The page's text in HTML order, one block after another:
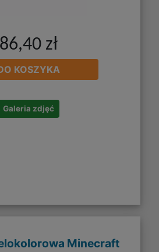
86,40 zł
KOSZYKA
Galeria zdjęć
Minecraft